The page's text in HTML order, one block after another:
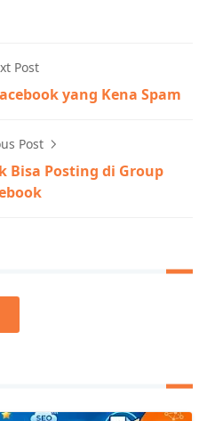
Post
yang Kena Spam
Post
Bisa Posting di Group